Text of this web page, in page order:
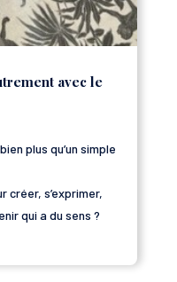
avec le
plus qu’un simple
créer, s’exprimer,
qui a du sens ?